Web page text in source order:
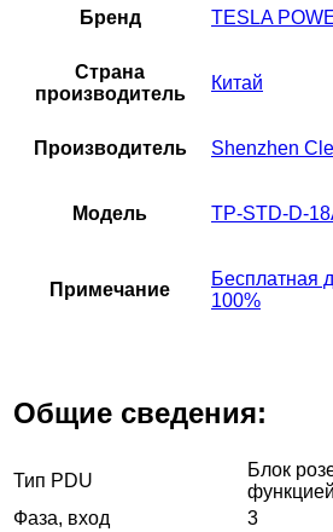
Бренд TESLA
Страна
производитель
Китай
Производитель Shenzhen
Модель TP-STD-D-
Примечание
Бесплатная
100%
Общие сведения:
Тип PDU
Блок
Фаза, вход
3